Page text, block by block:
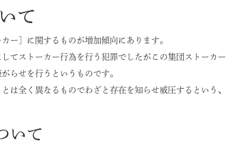
て
ー］に関するものが増加傾向にあります。
てストーカー行為を行う犯罪でしたがこの集団ストーカー
らせを行うというものです。
は全く異なるものでわざと存在を知らせ威圧するという、
いて